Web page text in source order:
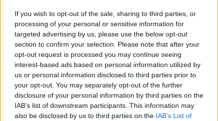
If you wish to opt-out of the sale, sharing to third parties, or
processing of your personal or sensitive information for
targeted advertising by us, please use the below opt-out
section to confirm your selection. Please note that after your
opt-out request is processed you may continue seeing
interest-based ads based on personal information utilized by
us or personal information disclosed to third parties prior to
your opt-out. You may separately opt-out of the further
disclosure of your personal information by third parties on the
IAB’s list of downstream participants. This information may
also be disclosed by us to third parties on the IAB’s List of
SUEÑO DEL NIÑO